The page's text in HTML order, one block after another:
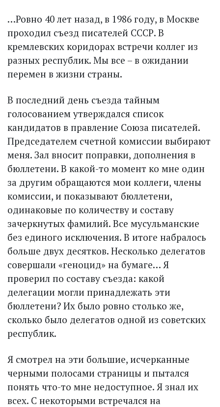
…Ровно 40 лет назад, в 1986 году, в Москве
проходил съезд писателей СССР. В
кремлевских коридорах встречи коллег из
разных республик. Мы все – в ожидании
перемен в жизни страны.
В последний день съезда тайным
голосованием утверждался список
кандидатов в правление Союза писателей.
Председателем счетной комиссии выбирают
меня. Зал вносит поправки, дополнения в
бюллетени. В какой-то момент ко мне один
за другим обращаются мои коллеги, члены
комиссии, и показывают бюллетени,
одинаковые по количеству и составу
зачеркнутых фамилий. Все мусульманские
без единого исключения. В итоге набралось
больше двух десятков. Несколько делегатов
совершали «геноцид» на бумаге… Я
проверил по составу съезда: какой
делегации могли принадлежать эти
бюллетени? Их было ровно столько же,
сколько было делегатов одной из советских
республик.
Я смотрел на эти большие, исчерканные
черными полосами страницы и пытался
понять что-то мне недоступное. Я знал их
всех. С некоторыми встречался на